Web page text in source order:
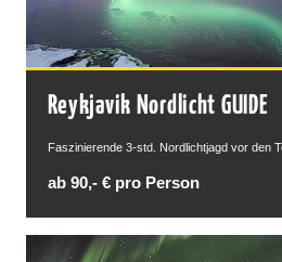
REYKJAVÍK Sky Lagoon
Reykjavik Nordlicht GUIDE
Faszinierende 3-std. Nordlichtjagd vor den
ab 90,- € pro Person